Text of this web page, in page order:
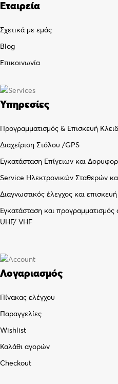
Εταιρεία
Σχετικά με εμάς
Blog
Επικοινωνία
Υπηρεσίες
Προγραμματισμός & Επισκευή
Διαχείριση Στόλου /GPS
Εγκατάσταση Επίγειων και
Service Ηλεκτρονικών Σταθερών
Διαγνωστικός έλεγχος και
Εγκατάσταση και
UHF/ VHF
Λογαριασμός
Πίνακας ελέγχου
Παραγγελίες
Wishlist
Καλάθι αγορών
Checkout